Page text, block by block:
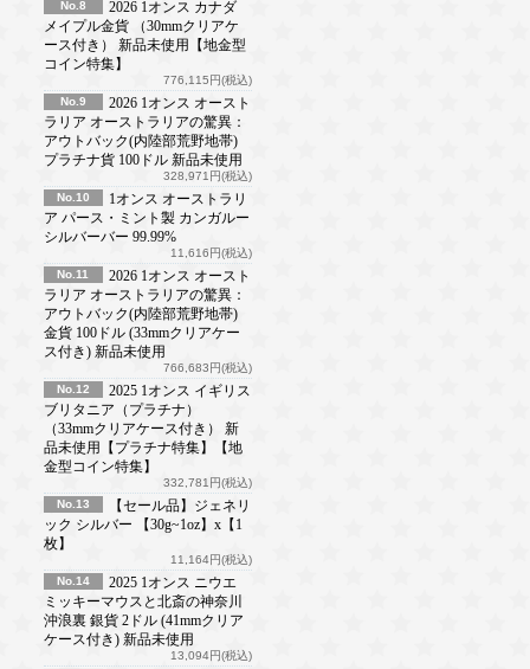
No.8
2026 1オンス カナダ
メイプル金貨 （30mmクリアケ
ース付き） 新品未使用【地金型
コイン特集】
776,115円(税込)
No.9
2026 1オンス オースト
ラリア オーストラリアの驚異：
アウトバック(内陸部荒野地帯)
プラチナ貨 100ドル 新品未使用
328,971円(税込)
No.10
1オンス オーストラリ
ア パース・ミント製 カンガルー
シルバーバー 99.99%
11,616円(税込)
No.11
2026 1オンス オースト
ラリア オーストラリアの驚異：
アウトバック(内陸部荒野地帯)
金貨 100ドル (33mmクリアケー
ス付き) 新品未使用
766,683円(税込)
No.12
2025 1オンス イギリス
ブリタニア（プラチナ）
（33mmクリアケース付き） 新
品未使用【プラチナ特集】【地
金型コイン特集】
332,781円(税込)
No.13
【セール品】ジェネリ
ック シルバー 【30g~1oz】x【1
枚】
11,164円(税込)
No.14
2025 1オンス ニウエ
ミッキーマウスと北斎の神奈川
沖浪裏 銀貨 2ドル (41mmクリア
ケース付き) 新品未使用
13,094円(税込)